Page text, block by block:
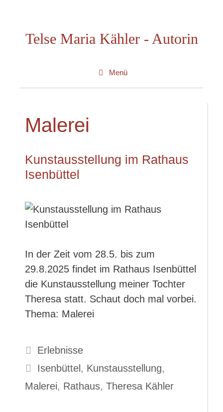
springenTelse Maria Kähler - Autorin
Menü
Malerei
Kunstausstellung im Rathaus
Isenbüttel
In der Zeit vom 28.5. bis zum
29.8.2025 findet im Rathaus Isenbüttel
die Kunstausstellung meiner Tochter
Theresa statt. Schaut doch mal vorbei.
Thema: Malerei
Kategorien
Erlebnisse
Schlagwörter
Isenbüttel , Kunstausstellung,
Malerei, Rathaus, Theresa Kähler